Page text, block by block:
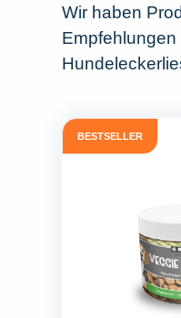
Wir haben
Empfehlungen
BESTSELLER